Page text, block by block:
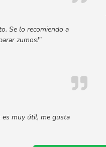
Se lo recomiendo a
zumos!”
es muy útil, me gusta